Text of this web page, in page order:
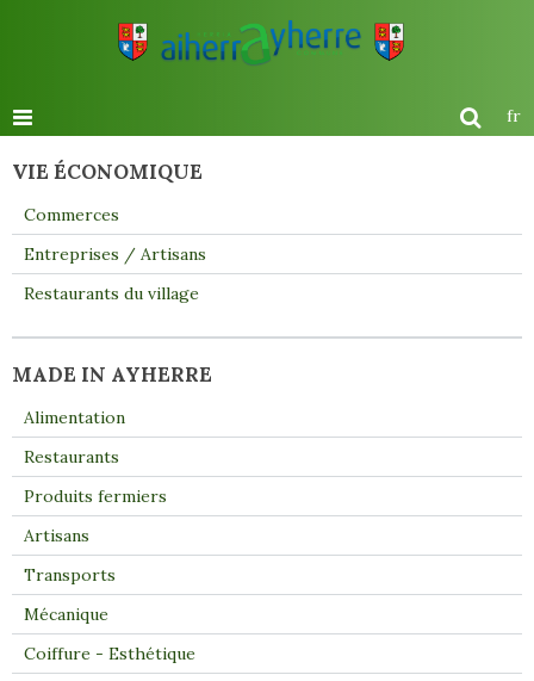
fr
VIE ÉCONOMIQUE
Commerces
Entreprises / Artisans
Restaurants du village
MADE IN AYHERRE
Alimentation
Restaurants
Produits fermiers
Artisans
Transports
Mécanique
Coiffure - Esthétique